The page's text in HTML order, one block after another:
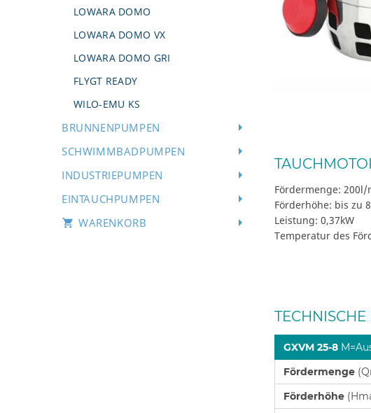
LOWARA DOMO
LOWARA DOMO VX
LOWARA DOMO GRI
FLYGT READY
WILO-EMU KS
BRUNNENPUMPEN
SCHWIMMBADPUMPEN
INDUSTRIEPUMPEN
EINTAUCHPUMPEN
WARENKORB
Fördermenge: 200l/
Förderhöhe: bis zu
Leistung: 0,37kW
Temperatur des
TECHNISCHE
GXVM 25-8
Fördermenge
Förderhöhe